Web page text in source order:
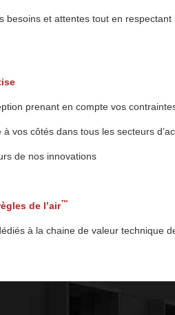
besoins et attentes tout en
prenant en compte vos
vos côtés dans tous les secteurs
de nos innovations
de l’air™
à la chaine de valeur technique